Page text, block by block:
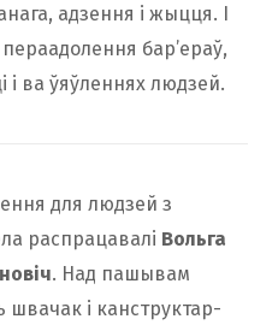
адзення і жыцця. І
бар’ераў,
і ва ўяўленнях людзей.
для людзей з
распрацавалі Вольга
. Над пашывам
швачак і канструктар-